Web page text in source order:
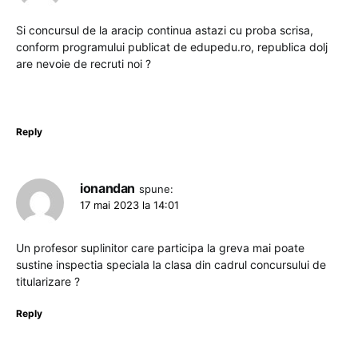
Si concursul de la aracip continua astazi cu proba scrisa,
conform programului publicat de edupedu.ro, republica dolj
are nevoie de recruti noi ?
Reply
ionandan spune:
17 mai 2023 la 14:01
Un profesor suplinitor care participa la greva mai poate
sustine inspectia speciala la clasa din cadrul concursului de
titularizare ?
Reply